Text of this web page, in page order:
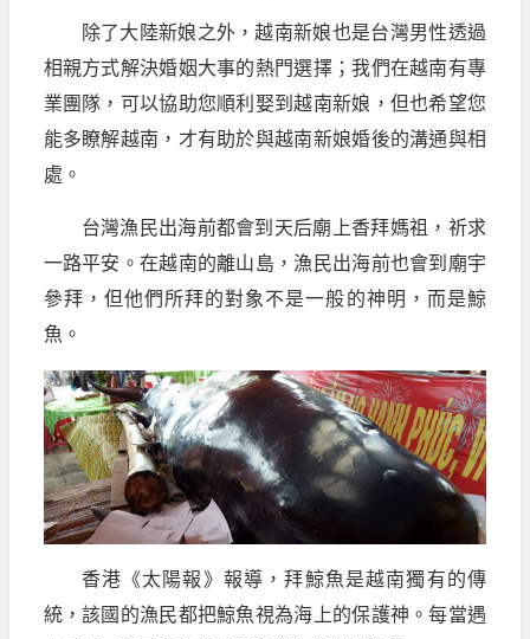
除了大陸新娘之外，越南新娘也是台灣男性透過
相親方式解決婚姻大事的熱門選擇；我們在越南有專
業團隊，可以協助您順利娶到越南新娘，但也希望您
能多瞭解越南，才有助於與越南新娘婚後的溝通與相
處。
台灣漁民出海前都會到天后廟上香拜媽祖，祈求
一路平安。在越南的離山島，漁民出海前也會到廟宇
參拜，但他們所拜的對象不是一般的神明，而是鯨
魚。
香港《太陽報》報導，拜鯨魚是越南獨有的傳
統，該國的漁民都把鯨魚視為海上的保護神。每當遇